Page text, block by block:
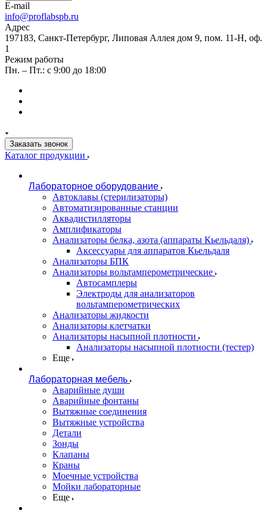
E-mail
info@proflabspb.ru
Адрес
197183, Санкт-Петербург, Липовая Аллея дом 9, пом. 11-Н, оф.
1
Режим работы
Пн. – Пт.: с 9:00 до 18:00
Заказать звонок
Каталог продукции
Лабораторное оборудование
Автоклавы (стерилизаторы)
Автоматизированные станции
Аквадистилляторы
Амплификаторы
Анализаторы белка, азота (аппараты Кьельдаля)
Аксессуары для аппаратов Кьельдаля
Анализаторы БПК
Анализаторы вольтамперометрические
Автосамплеры
Электроды для анализаторов
вольтамперометрических
Анализаторы жидкости
Анализаторы клетчатки
Анализаторы насыпной плотности
Анализаторы насыпной плотности (тестер)
Еще
Лабораторная мебель
Аварийные души
Аварийные фонтаны
Вытяжные соединения
Вытяжные устройства
Детали
Зонды
Клапаны
Краны
Моечные устройства
Мойки лабораторные
Еще